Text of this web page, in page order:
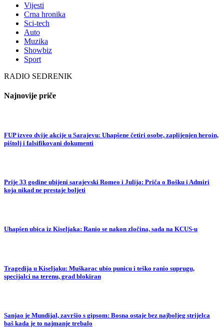
Vijesti
Crna hronika
Sci-tech
Auto
Muzika
Showbiz
Sport
RADIO SEDRENIK
Najnovije priče
FUP izveo dvije akcije u Sarajevu: Uhapšene četiri osobe, zaplijenjen heroin,
pištolj i falsifikovani dokumenti
Prije 33 godine ubijeni sarajevski Romeo i Julija: Priča o Bošku i Admiri
koja nikad ne prestaje boljeti
Uhapšen ubica iz Kiseljaka: Ranio se nakon zločina, sada na KCUS-u
Tragedija u Kiseljaku: Muškarac ubio punicu i teško ranio suprugu,
specijalci na terenu, grad blokiran
Sanjao je Mundijal, završio s gipsom: Bosna ostaje bez najboljeg strijelca
baš kada je to najmanje trebalo